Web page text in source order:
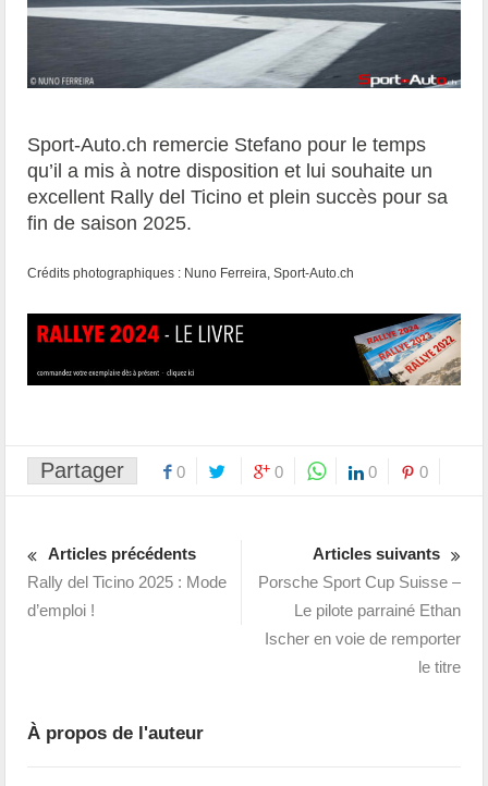
Sport-Auto.ch remercie Stefano pour le temps
qu’il a mis à notre disposition et lui souhaite un
excellent Rally del Ticino et plein succès pour sa
fin de saison 2025.
Crédits photographiques : Nuno Ferreira, Sport-Auto.ch
Partager 0 0 0 0
Articles précédents
Rally del Ticino 2025 : Mode
d’emploi !
Articles suivants
Porsche Sport Cup Suisse –
Le pilote parrainé Ethan
Ischer en voie de remporter
le titre
À propos de l'auteur